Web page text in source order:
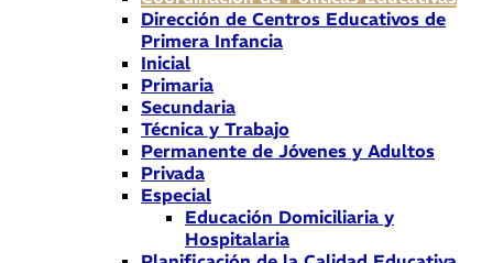
Dirección de Centros Educativos de
Primera Infancia
Inicial
Primaria
Secundaria
Técnica y Trabajo
Permanente de Jóvenes y Adultos
Privada
Especial
Educación Domiciliaria y
Hospitalaria